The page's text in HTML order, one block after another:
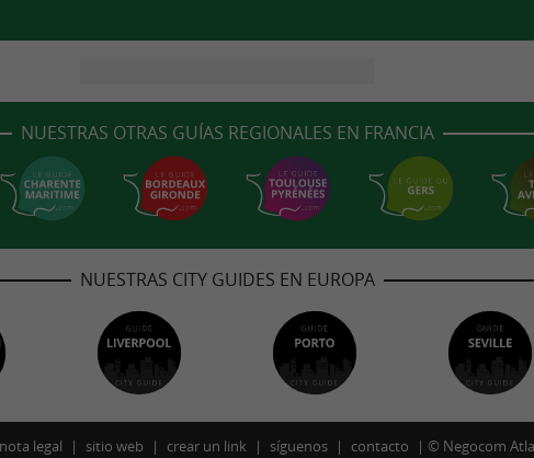
NUESTRAS OTRAS GUÍAS REGIONALES EN FRANCIA
NUESTRAS CITY GUIDES EN EUROPA
nota legal sitio web crear un link síguenos contacto © Negocom